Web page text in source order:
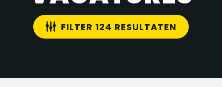
FILTER 124 RESULTATEN